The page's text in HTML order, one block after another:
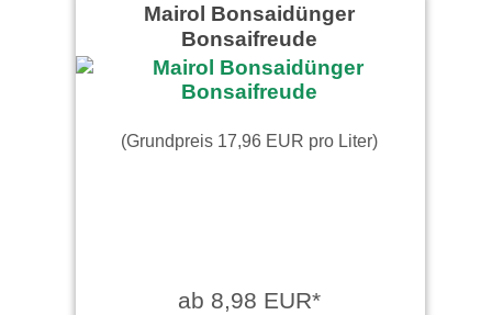
Mairol Bonsaidünger
Bonsaifreude
(Grundpreis 17,96 EUR pro Liter)
ab 8,98 EUR*